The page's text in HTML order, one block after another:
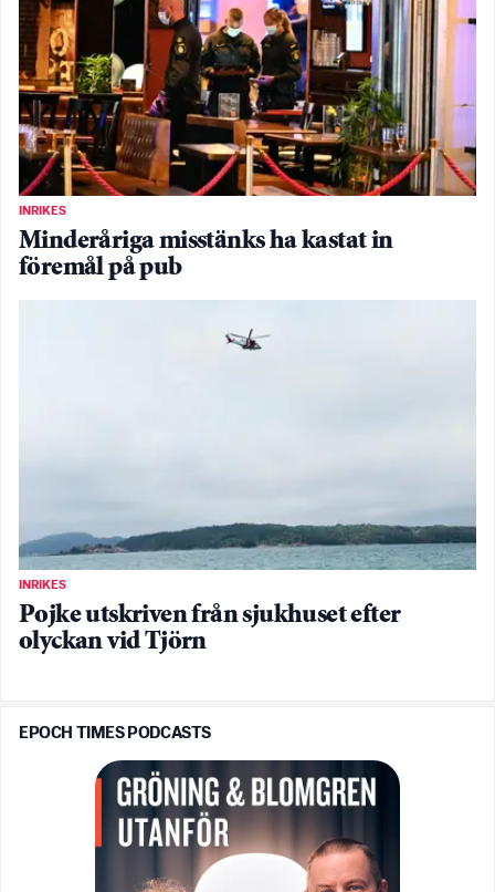
INRIKES
Minderåriga misstänks ha kastat in
föremål på pub
INRIKES
Pojke utskriven från sjukhuset efter
olyckan vid Tjörn
EPOCH TIMES PODCASTS